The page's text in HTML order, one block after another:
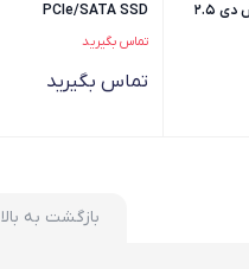
برای هارد دیسک و حافظه اس اس دی 2.5
PCIe/SATA SSD
تماس بگیرید
تماس بگیرید
بازگشت به بالا